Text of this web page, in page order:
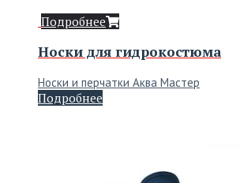
Подробнее
Носки для гидрокостюма
Носки и перчатки Аква Мастер
Подробнее